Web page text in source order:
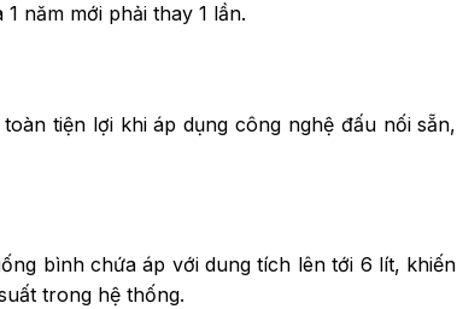
năm mới phải thay 1 lần.
tiện lợi khi áp dụng công nghệ đấu nối sẵn,
bình chứa áp với dung tích lên tới 6 lít, khiến
trong hệ thống.